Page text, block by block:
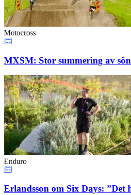
Motocross
MXSM: Stor summering av
Enduro
Erlandsson om Six Days: ”Det